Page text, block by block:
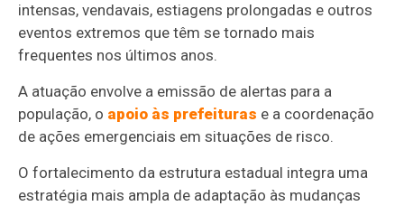
intensas, vendavais, estiagens prolongadas e outros
eventos extremos que têm se tornado mais
frequentes nos últimos anos.
A atuação envolve a emissão de alertas para a
população, o apoio às prefeituras e a coordenação
de ações emergenciais em situações de risco.
O fortalecimento da estrutura estadual integra uma
estratégia mais ampla de adaptação às mudanças